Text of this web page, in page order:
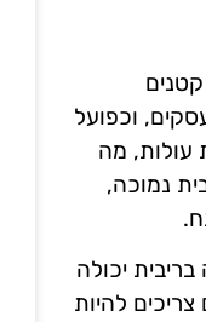
וכפועל
עולות, מה
נמוכה,
יכולה
להיות